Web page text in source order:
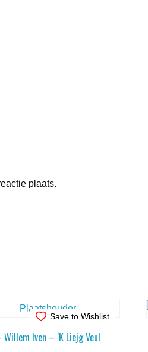
plaats.
Save to Wishlist
Willem Iven – ‘K Liejg Veul